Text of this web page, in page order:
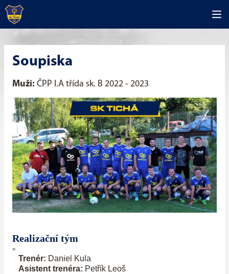
Soupiska
Muži: ČPP I.A třída sk. B 2022 - 2023
Realizační tým
Trenér: Daniel Kula
Asistent trenéra: Petřík Leoš